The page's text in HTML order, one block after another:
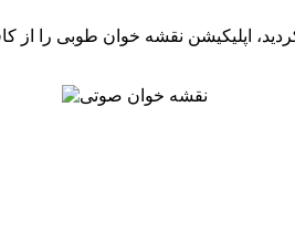
اپلیکیشن نقشه خوان طوبی را از